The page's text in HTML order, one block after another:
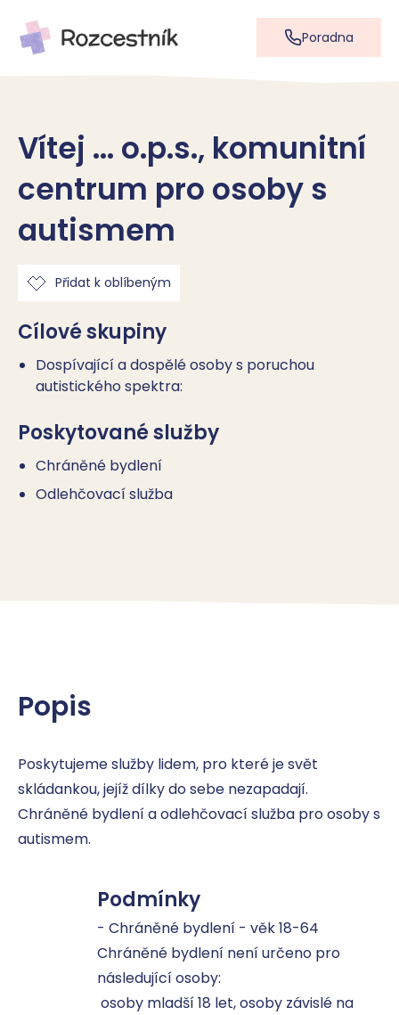
Poradna
Vítej ... o.p.s., komunitní
centrum pro osoby s
autismem
Přidat k oblíbeným
Cílové skupiny
Dospívající a dospělé osoby s poruchou
autistického spektra:
Poskytované služby
Chráněné bydlení
Odlehčovací služba
Popis
Poskytujeme služby lidem, pro které je svět
skládankou, jejíž dílky do sebe nezapadají.
Chráněné bydlení a odlehčovací služba pro osoby s
autismem.
Podmínky
- Chráněné bydlení - věk 18-64
Chráněné bydlení není určeno pro
následující osoby: